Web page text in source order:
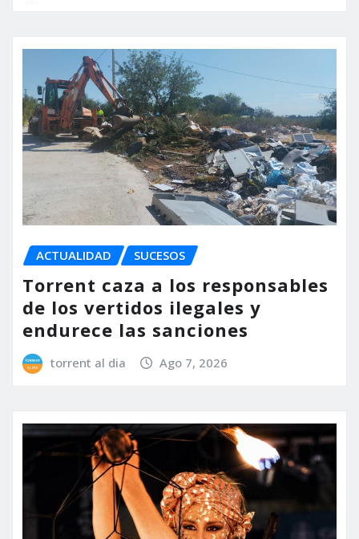
ACTUALIDAD SUCESOS
Torrent caza a los responsables
de los vertidos ilegales y
endurece las sanciones
torrent al dia Ago 7, 2026